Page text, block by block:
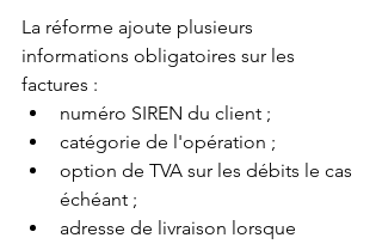
La réforme ajoute plusieurs
informations obligatoires sur les
factures :
numéro SIREN du client ;
catégorie de l'opération ;
option de TVA sur les débits le cas
échéant ;
adresse de livraison lorsque